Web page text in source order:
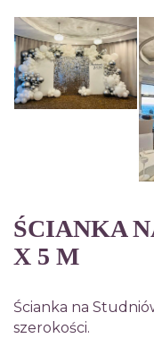
ŚCIANKA
X 5 M
Ścianka na
szerokości.